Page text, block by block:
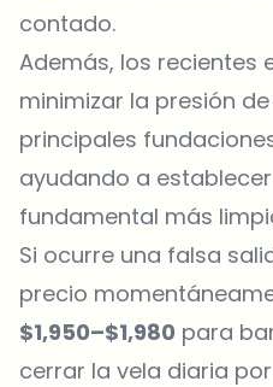
contado.
Además, los recientes
minimizar la presión
principales
ayudando a
fundamental más
Si ocurre una falsa
precio
$1,950–$1,980 para
cerrar la vela diaria